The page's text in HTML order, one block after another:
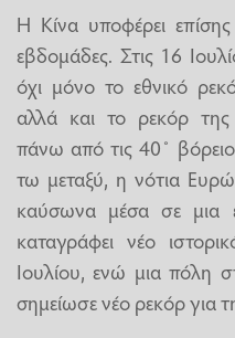
Η Κίνα υποφέρει
εβδομάδες. Στις 16
όχι μόνο το εθνικό
αλλά και το ρεκόρ
πάνω από τις 40˚
τω μεταξύ, η νότια
καύσωνα μέσα σε
καταγράφει νέο
Ιουλίου, ενώ μια πόλη
σημείωσε νέο ρεκόρ για